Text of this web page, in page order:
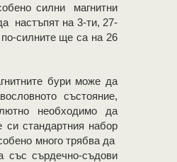
силни магнитни
настъпят на 3-ти, 27-
силните ще са на 26
бури може да
състояние,
необходимо да
си стандартния набор
много трябва да
със сърдечно-съдови